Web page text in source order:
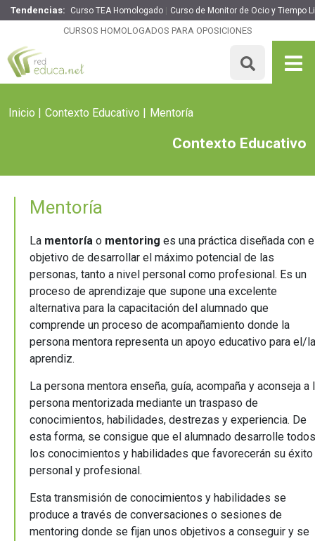
Tendencias: Curso TEA Homologado Curso de Monitor de Ocio y Tiempo
CURSOS HOMOLOGADOS PARA OPOSICIONES
Inicio Contexto Educativo Mentoría
Contexto Educativo
Mentoría
La mentoría o mentoring es una práctica diseñada con
objetivo de desarrollar el máximo potencial de las
personas, tanto a nivel personal como profesional. Es un
proceso de aprendizaje que supone una excelente
alternativa para la capacitación del alumnado que
comprende un proceso de acompañamiento donde la
persona mentora representa un apoyo educativo para el/la
aprendiz.
La persona mentora enseña, guía, acompaña y aconseja a
persona mentorizada mediante un traspaso de
conocimientos, habilidades, destrezas y experiencia. De
esta forma, se consigue que el alumnado desarrolle todos
los conocimientos y habilidades que favorecerán su éxito
personal y profesional.
Esta transmisión de conocimientos y habilidades se
produce a través de conversaciones o sesiones de
mentoring donde se fijan unos objetivos a conseguir y se